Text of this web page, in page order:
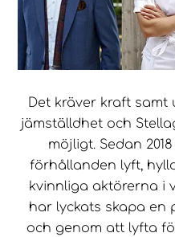
Det kräver kraft
jämställdhet och
möjligt. Sedan
förhållanden lyft,
kvinnliga aktörerna i
har lyckats skapa en
och genom att lyfta